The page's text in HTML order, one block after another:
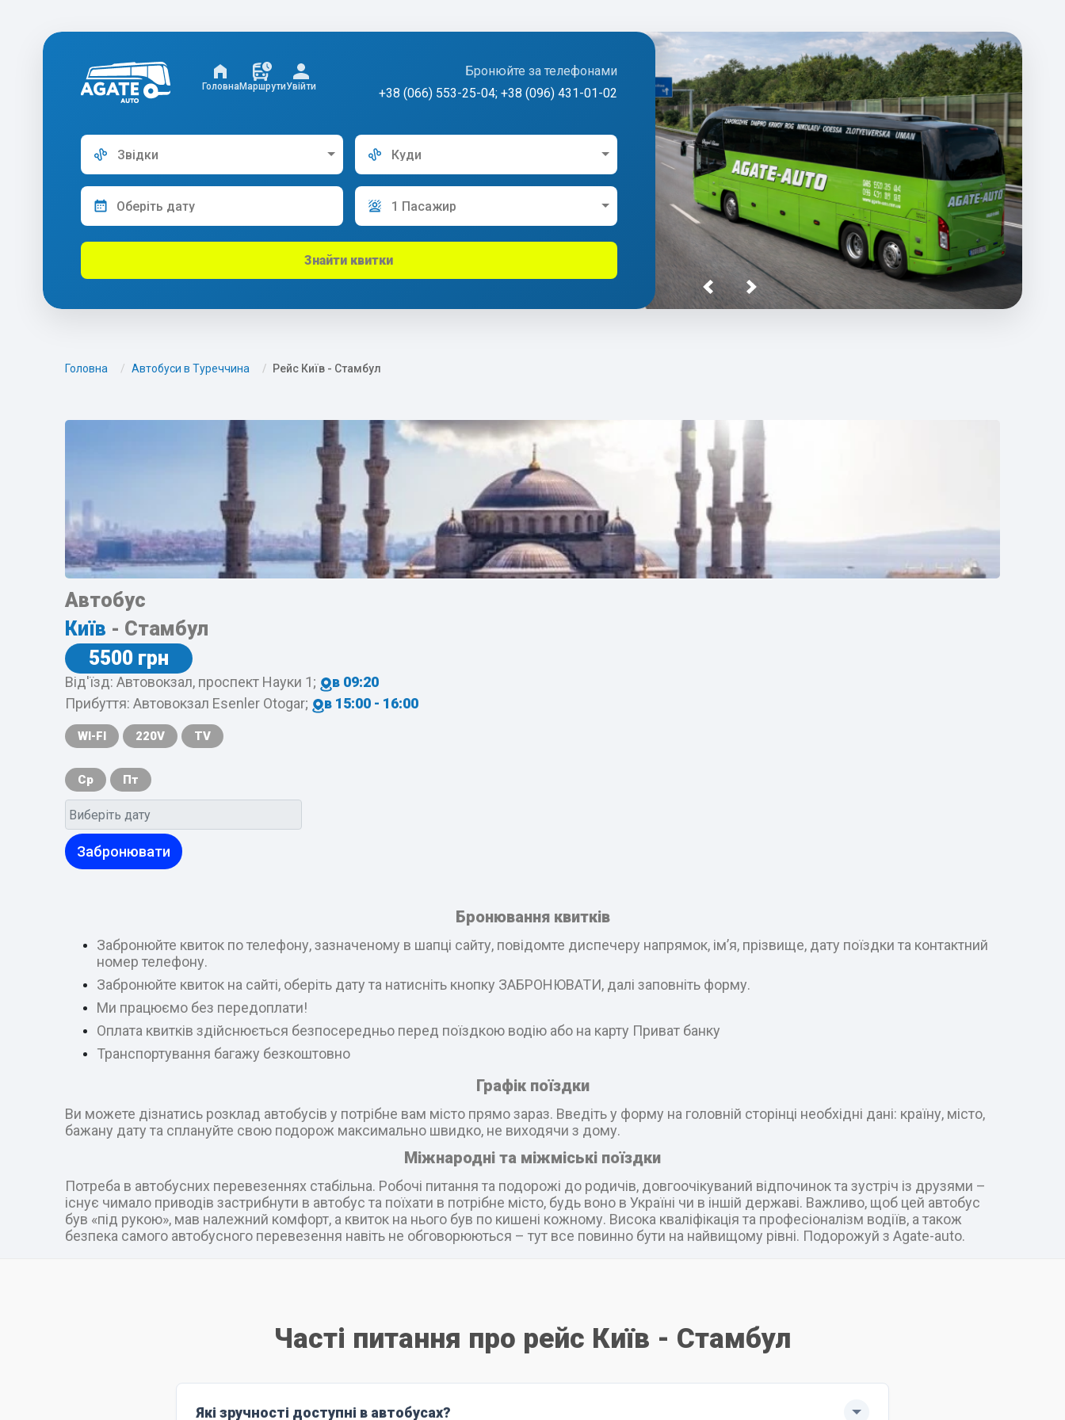
ГоловнаМаршрутиУвійти
Бронюйте за телефонами
+38 (066) 553-25-04; +38 (096) 431-01-02
Звідки Куди
1 Пасажир
Знайти квитки
Головна Автобуси в Туреччина Рейс Київ - Стамбул
Автобус
Київ - Стамбул
5500 грн
Від'їзд: Автовокзал, проспект Науки 1;
в 09:20
Прибуття: Автовокзал Esenler Otogar;
в 15:00 - 16:00
WI-FI 220V TV
Ср Пт
Забронювати
Бронювання квитків
Забронюйте квиток по телефону, зазначеному в шапці сайту, повідомте диспечеру напрямок, ім’я, прізвище, дату поїздки та контактний
номер телефону.
Забронюйте квиток на сайті, оберіть дату та натисніть кнопку ЗАБРОНЮВАТИ, далі заповніть форму.
Ми працюємо без передоплати!
Оплата квитків здійснюється безпосередньо перед поїздкою водію або на карту Приват банку
Транспортування багажу безкоштовно
Графік поїздки
Ви можете дізнатись розклад автобусів у потрібне вам місто прямо зараз. Введіть у форму на головній сторінці необхідні дані: країну, місто,
бажану дату та сплануйте свою подорож максимально швидко, не виходячи з дому.
Міжнародні та міжміські поїздки
Потреба в автобусних перевезеннях стабільна. Робочі питання та подорожі до родичів, довгоочікуваний відпочинок та зустріч із друзями –
існує чимало приводів застрибнути в автобус та поїхати в потрібне місто, будь воно в Україні чи в іншій державі. Важливо, щоб цей автобус
був «під рукою», мав належний комфорт, а квиток на нього був по кишені кожному. Висока кваліфікація та професіоналізм водіїв, а також
безпека самого автобусного перевезення навіть не обговорюються – тут все повинно бути на найвищому рівні. Подорожуй з Agate-auto.
Часті питання про рейс Київ - Стамбул
Які зручності доступні в автобусах?